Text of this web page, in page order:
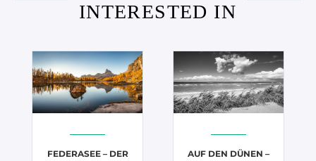
INTERESTED IN
FEDERASEE – DER AUF DEN DÜNEN –